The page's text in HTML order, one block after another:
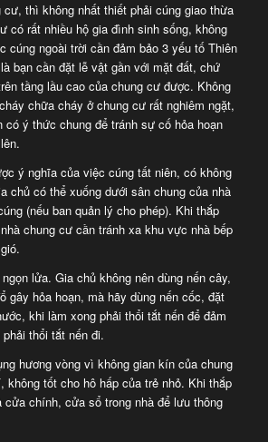
cư, thì không nhất thiết phải cúng giao thừa
có rất nhiều hộ gia đình sinh sống, không
cúng ngoài trời cần đảm bảo 3 yếu tố Thiên
bạn cần đặt lễ vật gần với mặt đất, chứ
tầng lầu cao của chung cư được. Không
chữa cháy ở chung cư rất nghiêm ngặt,
có ý thức chung để tránh sự cố hỏa hoạn
ý nghĩa của việc cúng tất niên, có không
chủ có thể xuống dưới sân chung của nhà
(nếu ban quản lý cho phép). Khi thắp
chung cư cần tránh xa khu vực nhà bếp
lửa. Gia chủ không nên dùng nến cây,
gây hỏa hoạn, mà hãy dùng nến cốc, đặt
khi làm xong phải thổi tắt nến để đảm
thổi tắt nến đi.
hương vòng vì không gian kín của chung
không tốt cho hô hấp của trẻ nhỏ. Khi thắp
cửa chính, cửa sổ trong nhà để lưu thông